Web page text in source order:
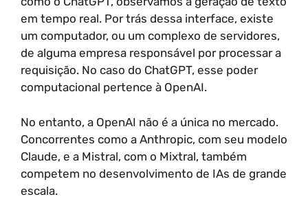
em tempo real. Por trás dessa interface, existe
um computador, ou um complexo de servidores,
de alguma empresa responsável por processar a
requisição. No caso do ChatGPT, esse poder
computacional pertence à OpenAI.
No entanto, a OpenAI não é a única no mercado.
Concorrentes como a Anthropic, com seu modelo
Claude, e a Mistral, com o Mixtral, também
competem no desenvolvimento de IAs de grande
escala.